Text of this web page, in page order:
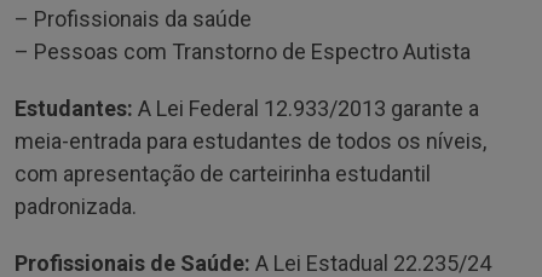
– Profissionais da saúde
– Pessoas com Transtorno de Espectro Autista
Estudantes: A Lei Federal 12.933/2013 garante a
meia-entrada para estudantes de todos os níveis,
com apresentação de carteirinha estudantil
padronizada.
Profissionais de Saúde: A Lei Estadual 22.235/24